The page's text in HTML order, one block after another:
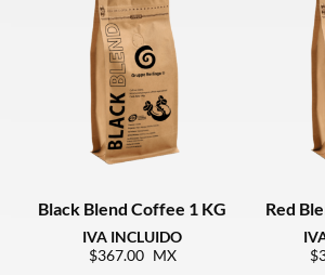
Black Blend Coffee 1 KG
367.00
Red